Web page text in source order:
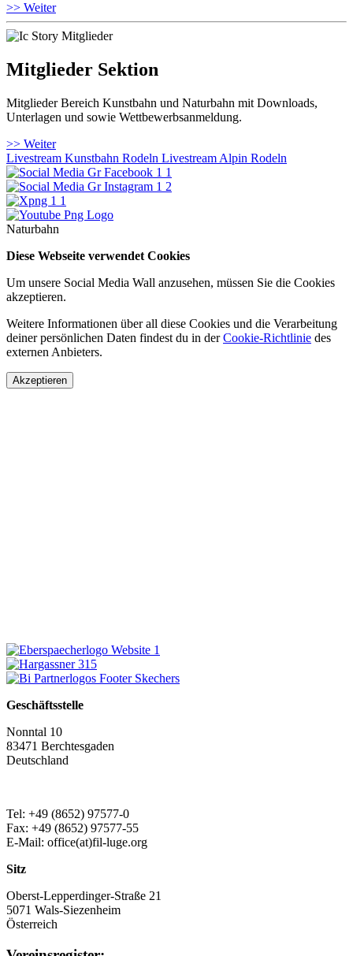
>> Weiter
Mitglieder Sektion
Mitglieder Bereich Kunstbahn und Naturbahn mit Downloads,
Unterlagen und sowie Wettbewerbsanmeldung.
>> Weiter
Livestream Kunstbahn Rodeln Livestream Alpin Rodeln
Naturbahn
Diese Webseite verwendet Cookies
Um unsere Social Media Wall anzusehen, müssen Sie die Cookies
akzeptieren.
Weitere Informationen über all diese Cookies und die Verarbeitung
deiner persönlichen Daten findest du in derCookie-Richtlinie des
externen Anbieters.
Akzeptieren
Geschäftsstelle
Nonntal 10
83471 Berchtesgaden
Deutschland
Tel: +49 (8652) 97577-0
Fax: +49 (8652) 97577-55
E-Mail: office(at)fil-luge.org
Sitz
Oberst-Lepperdinger-Straße 21
5071 Wals-Siezenheim
Österreich